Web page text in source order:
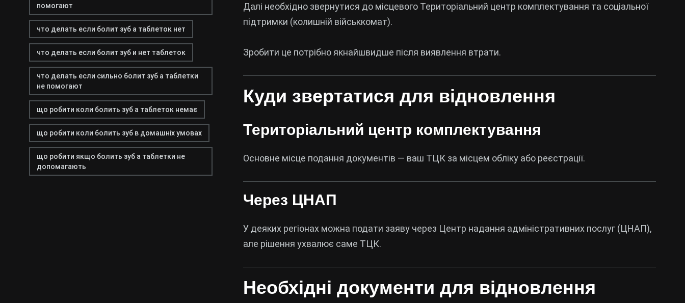
помогают
что делать если болит зуб а таблеток нет
что делать если болит зуб и нет таблеток
что делать если сильно болит зуб а таблетки
не помогают
що робити коли болить зуб а таблеток немає
що робити коли болить зуб в домашніх умовах
що робити якщо болить зуб а таблетки не
допомагають
Далі необхідно звернутися до місцевого Територіальний центр комплектування та соціальної
підтримки (колишній військкомат).
Зробити це потрібно якнайшвидше після виявлення втрати.
Куди звертатися для відновлення
Територіальний центр комплектування
Основне місце подання документів — ваш ТЦК за місцем обліку або реєстрації.
Через ЦНАП
У деяких регіонах можна подати заяву через Центр надання адміністративних послуг (ЦНАП),
але рішення ухвалює саме ТЦК.
Необхідні документи для відновлення